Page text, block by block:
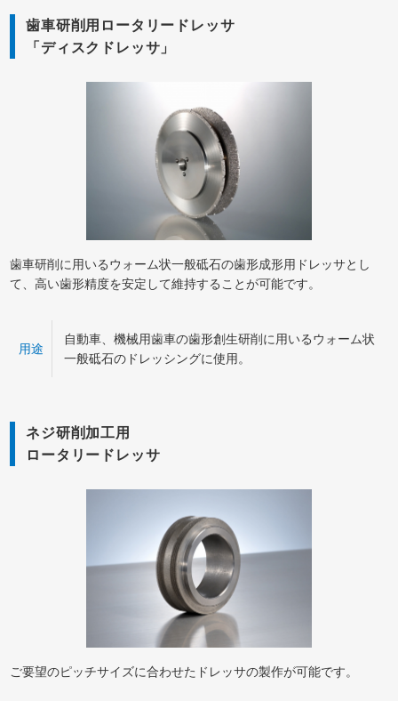
歯車研削用ロータリードレッサ
「ディスクドレッサ」
歯車研削に用いるウォーム状一般砥石の歯形成形用ドレッサとし
て、高い歯形精度を安定して維持することが可能です。
用途
自動車、機械用歯車の歯形創生研削に用いるウォーム状
一般砥石のドレッシングに使用。
ネジ研削加工用
ロータリードレッサ
ご要望のピッチサイズに合わせたドレッサの製作が可能です。